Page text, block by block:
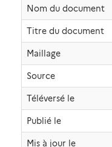
Nom du document
Titre du document
Maillage
Source
Téléversé le
Publié le
Mis à jour le